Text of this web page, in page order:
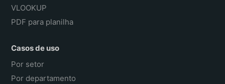
VLOOKUP
PDF para planilha
Casos de uso
Por setor
Por departamento